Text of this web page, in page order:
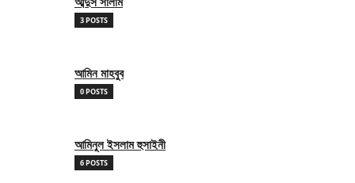
3 POSTS
আমিন মাহবুব
0 POSTS
আমিনুল ইসলাম হুসাইনী
6 POSTS